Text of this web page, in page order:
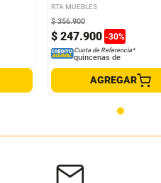
RTA MUEBLES
$ 247.900 -30%
$ 356.900
Cuota de Referencia*
quincenas de
AGREGAR